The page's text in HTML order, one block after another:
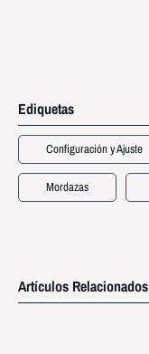
Ediquetas
Configuración y Ajuste
Mordazas
Artículos Relacionados